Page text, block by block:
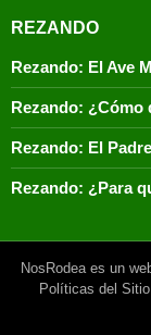
REZANDO
Rezando: El Ave
Rezando: ¿Cómo
Rezando: El
Rezando: ¿Para
NosRodea es un
Políticas del Sitio